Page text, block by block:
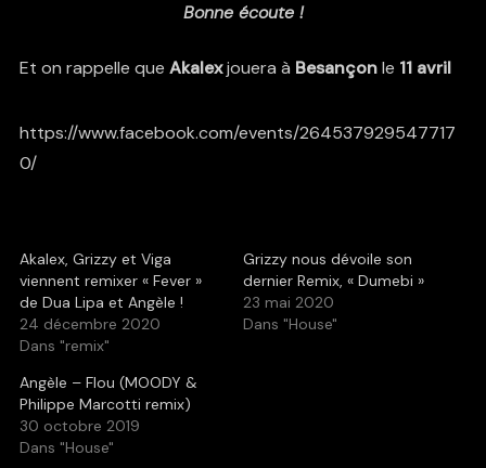
Bonne écoute !
Et on rappelle que Akalexjouera à Besançonle 11 avril
https://www.facebook.com/events/264537929547717
0/
Akalex, Grizzy et Viga
viennent remixer « Fever »
de Dua Lipa et Angèle !
24 décembre 2020
Dans "remix"
Grizzy nous dévoile son
dernier Remix, « Dumebi »
23 mai 2020
Dans "House"
Angèle – Flou (MOODY &
Philippe Marcotti remix)
30 octobre 2019
Dans "House"